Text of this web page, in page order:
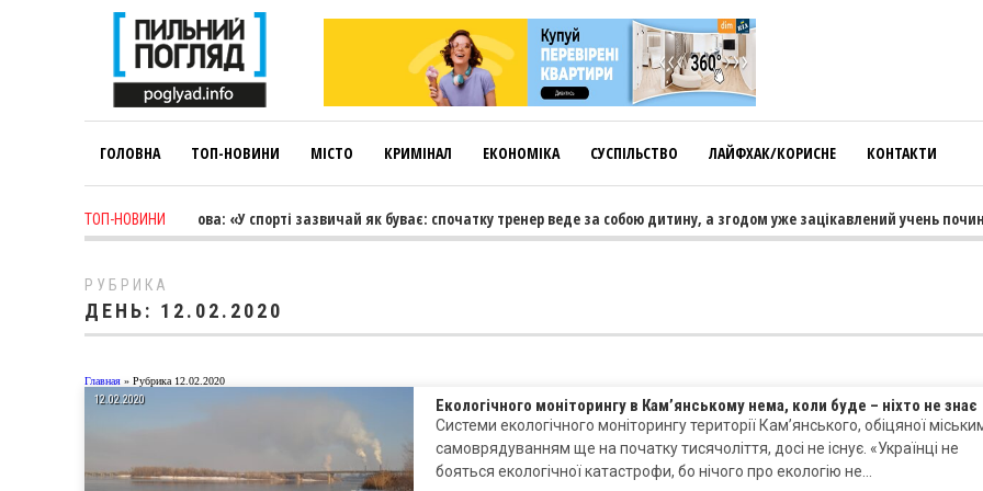
ГОЛОВНА ТОП-НОВИНИ МІСТО КРИМІНАЛ ЕКОНОМІКА СУСПІЛЬСТВО ЛАЙФХАК/КОРИСНЕ КОНТАКТИ
ТОП-НОВИНИ
Лариса Коновалова: «У спорті зазвичай як буває: спочатку тренер веде за собою дитину, а згодом уже зацікавлений учень
РУБРИКА
ДЕНЬ: 12.02.2020
Главная » Рубрика 12.02.2020
12.02.2020
Екологічного моніторингу в Кам’янському нема, коли буде – ніхто не знає
Системи екологічного моніторингу території Кам’янського, обіцяної
самоврядуванням ще на початку тисячоліття, досі не існує. «Українці не
бояться екологічної катастрофи, бо нічого про екологію не…